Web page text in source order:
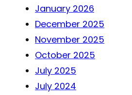
January 2026
December 2025
November 2025
October 2025
July 2025
July 2024